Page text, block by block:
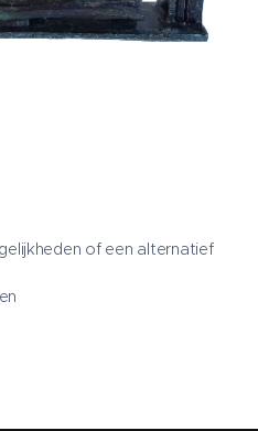
of een alternatief